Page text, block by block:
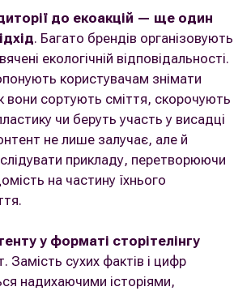
до екоакцій — ще один
. Багато брендів організовують
екологічній відповідальності.
користувачам знімати
вони сортують сміття, скорочують
чи беруть участь у висадці
не лише залучає, але й
прикладу, перетворюючи
на частину їхнього
у форматі сторітелінгу
Замість сухих фактів і цифр
надихаючими історіями,